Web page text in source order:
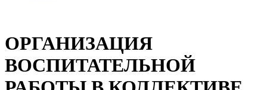
ОРГАНИЗАЦИЯ
ВОСПИТАТЕЛЬНОЙ